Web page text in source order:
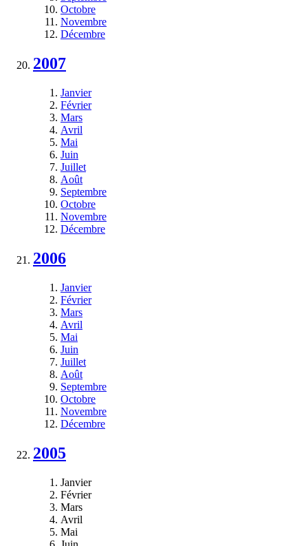
Octobre
Novembre
Décembre
2007
Janvier
Février
Mars
Avril
Mai
Juin
Juillet
Août
Septembre
Octobre
Novembre
Décembre
2006
Janvier
Février
Mars
Avril
Mai
Juin
Juillet
Août
Septembre
Octobre
Novembre
Décembre
2005
Janvier
Février
Mars
Avril
Mai